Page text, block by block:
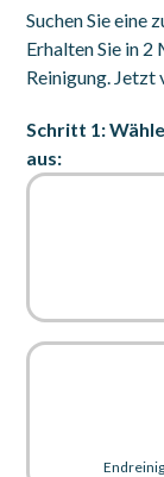
Suchen Sie eine
Erhalten Sie in 2
Reinigung. Jetzt
Schritt 1:
aus: